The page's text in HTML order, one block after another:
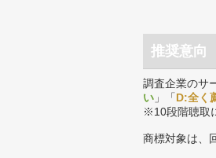
推奨意向
調査企業のサ
い 」「D:全く
※10段階聴取
商標対象は、